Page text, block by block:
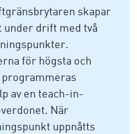
skapar
drift med två
för högsta och
programmeras
av en teach-in-
När
uppnåtts